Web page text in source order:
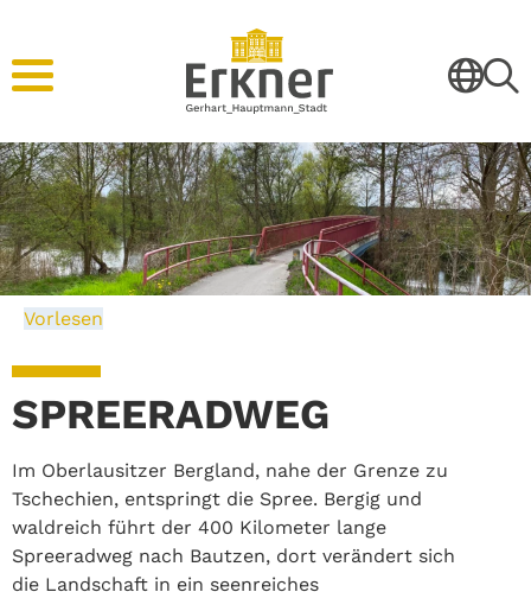
Vorlesen
SPREERADWEG
Im Oberlausitzer Bergland, nahe der Grenze zu
Tschechien, entspringt die Spree. Bergig und
waldreich führt der 400 Kilometer lange
Spreeradweg nach Bautzen, dort verändert sich
die Landschaft in ein seenreiches